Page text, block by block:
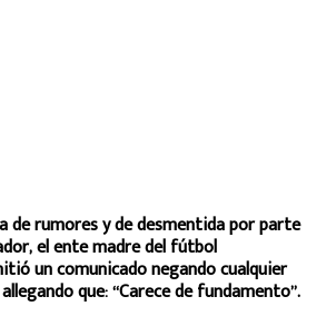
de rumores y de desmentida por parte
el ente madre del fútbol
un comunicado negando cualquier
que: “Carece de fundamento”.